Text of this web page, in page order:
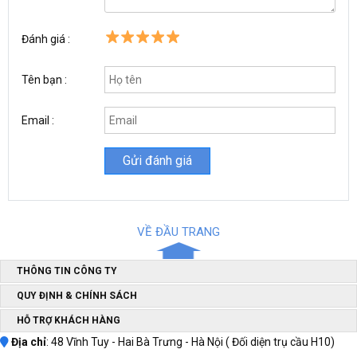
Máy hàn Sasuke TIG-200A
giúp giảm đáng kể tổn hao từ trường và tổn hao nhiệt trên dây
dẫn giúp tăng hiệu quả làm việc, tiết kiệm năng lượng. Bền hơn với
mạch dò nhiệt và bảo vệ, thuộc dòng
200Acho mối hàn rất đẹp, có thể nối mối hàn thép, hợp kim,
Đánh giá :
Tên bạn :
Email :
VỀ ĐẦU TRANG
THÔNG TIN CÔNG TY
QUY ĐỊNH & CHÍNH SÁCH
HỖ TRỢ KHÁCH HÀNG
Địa chỉ: 48 Vĩnh Tuy - Hai Bà Trưng - Hà Nội ( Đối diện trụ cầu H10)